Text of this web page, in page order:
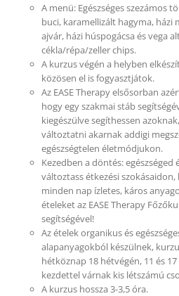
A menü: Egészséges szezámos
buci, karamellizált hagyma, házi
ajvár, házi húspogácsa és vega
cékla/répa/zeller chips.
A kurzus végén a helyben
közösen el is fogyasztjátok.
Az EASE Therapy elsősorban
hogy egy szakmai stáb
kiegészülve segíthessen
változtatni akarnak addigi
egészségtelen életmódjukon.
Kezedben a döntés: egészséged
változtass étkezési szokásaidon,
minden nap ízletes, káros
ételeket az EASE Therapy
segítségével!
Az ételek organikus és
alapanyagokból készülnek,
hétköznap 18 hétvégén, 11 és
kezdettel várnak kis létszámú
A kurzus hossza 3-3,5 óra.